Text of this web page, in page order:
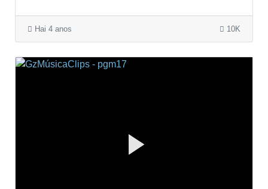
Hai 4 anos 10K